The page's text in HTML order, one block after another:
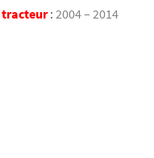
tracteur: 2004 – 2014